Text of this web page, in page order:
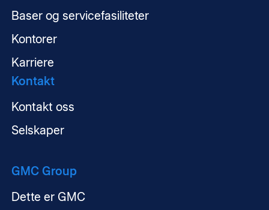
Baser og servicefasiliteter
Kontorer
Karriere
Kontakt
Kontakt oss
Selskaper
GMC Group
Dette er GMC